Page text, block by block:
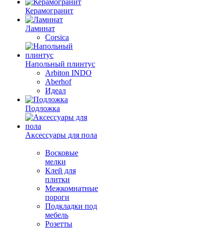
Керамогранит
Ламинат
Corsica
Напольный плинтус
Arbiton INDO
Aberhof
Идеал
Подложка
Аксессуары для пола
Восковые
мелки
Клей для
плитки
Межкомнатные
пороги
Подкладки под
мебель
Розетты